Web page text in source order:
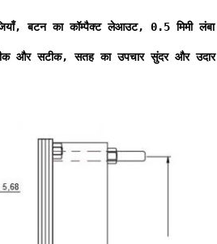
बटन का कॉम्पैक्ट लेआउट, 0.5 मिमी
और सटीक, सतह का उपचार सुंदर और